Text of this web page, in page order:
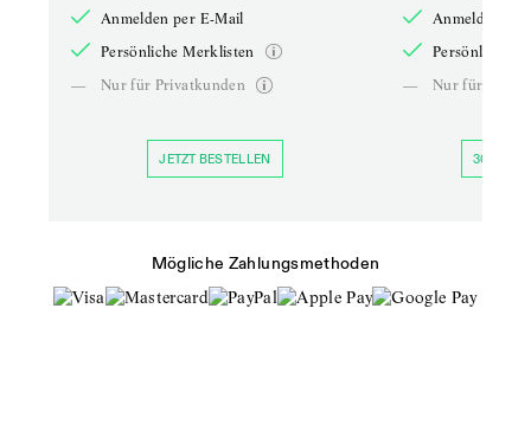
Anmelden per E-Mail
Persönliche Merklisten
—
Nur für Privatkunden
JETZT BESTELLEN
Anmelden
Persönliche
—
Nur für
30 TAGE
Mögliche Zahlungsmethoden